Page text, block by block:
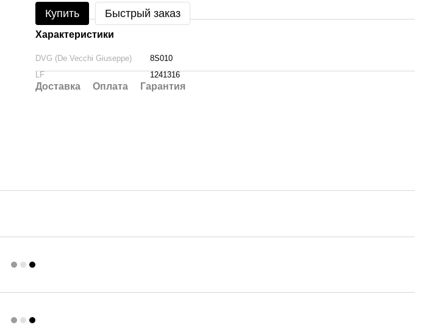
Купить Быстрый заказ
Характеристики
DVG (De Vecchi Giuseppe)
8S010
LF
1241316
Доставка Оплата Гарантия